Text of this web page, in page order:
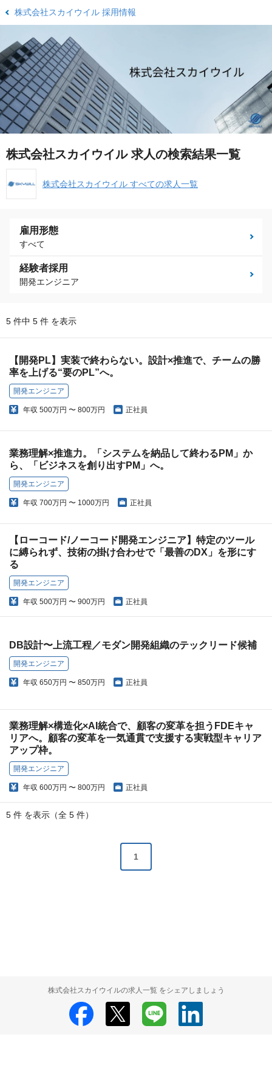
株式会社スカイウイル 採用情報
株式会社スカイウイル 求人の検索結果一覧
株式会社スカイウイル すべての求人一覧
雇用形態
すべて
経験者採用
開発エンジニア
5 件中 5 件 を表示
【開発PL】実装で終わらない。設計×推進で、チームの勝
率を上げる“要のPL”へ。
開発エンジニア
年収 500万円 〜 800万円 正社員
業務理解×推進力。「システムを納品して終わるPM」か
ら、「ビジネスを創り出すPM」へ。
開発エンジニア
年収 700万円 〜 1000万円 正社員
【ローコード/ノーコード開発エンジニア】特定のツール
に縛られず、技術の掛け合わせで「最善のDX」を形にす
る
開発エンジニア
年収 500万円 〜 900万円 正社員
DB設計〜上流工程／モダン開発組織のテックリード候補
開発エンジニア
年収 650万円 〜 850万円 正社員
業務理解×構造化×AI統合で、顧客の変革を担うFDEキャ
リアへ。顧客の変革を一気通貫で支援する実戦型キャリア
アップ枠。
開発エンジニア
年収 600万円 〜 800万円 正社員
5 件 を表示（全 5 件）
1
株式会社スカイウイルの求人一覧 をシェアしましょう